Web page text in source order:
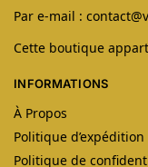
Par e-mail :
Cette boutique
INFORMATIONS
À Propos
Politique d’expédition
Politique de